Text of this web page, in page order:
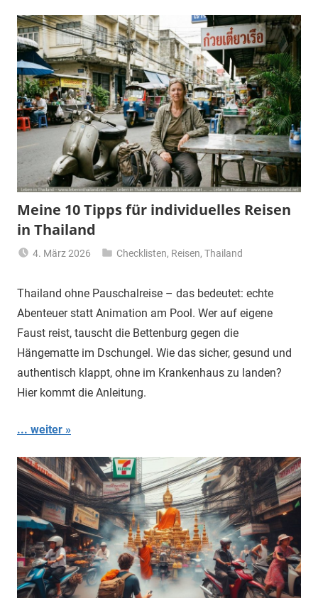
Meine 10 Tipps für individuelles Reisen
in Thailand
4. März 2026
Checklisten, Reisen,Thailand
Thailand ohne Pauschalreise – das bedeutet: echte
Abenteuer statt Animation am Pool. Wer auf eigene
Faust reist, tauscht die Bettenburg gegen die
Hängematte im Dschungel. Wie das sicher, gesund und
authentisch klappt, ohne im Krankenhaus zu landen?
Hier kommt die Anleitung.
... weiter